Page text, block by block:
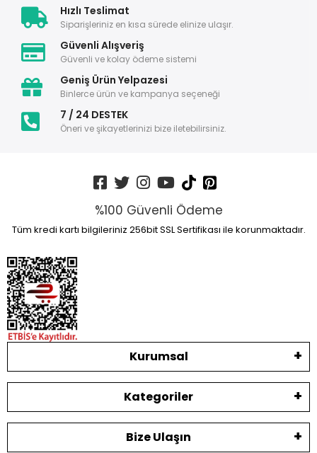
Hızlı Teslimat
Siparişleriniz en kısa sürede elinize ulaşır.
Güvenli Alışveriş
Güvenli ve kolay ödeme sistemi
Geniş Ürün Yelpazesi
Binlerce ürün ve kampanya seçeneği
7 / 24 DESTEK
Öneri ve şikayetlerinizi bize iletebilirsiniz.
%100 Güvenli Ödeme
Tüm kredi kartı bilgileriniz 256bit SSL Sertifikası ile korunmaktadır.
Kurumsal
Kategoriler
Bize Ulaşın